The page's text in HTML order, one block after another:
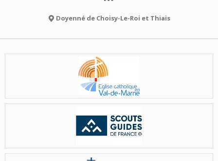
Doyenné de Choisy-Le-Roi et Thiais